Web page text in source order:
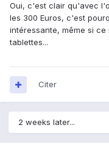
Oui, c'est clair qu'avec
les 300 Euros, c'est
intéressante, même si
tablettes...
Citer
2 weeks later...